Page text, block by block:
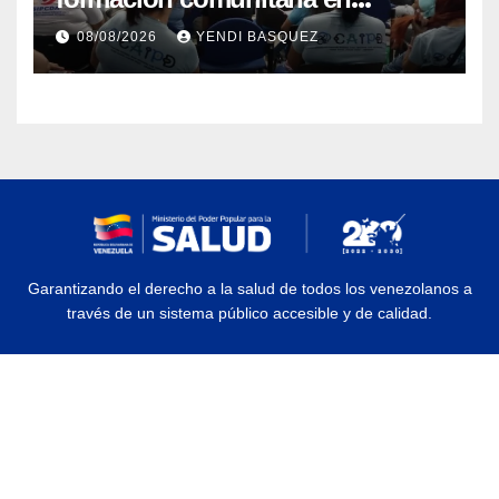
atención a personas con
discapacidad
08/08/2026 YENDI BASQUEZ
Garantizando el derecho a la salud de todos los venezolanos a
través de un sistema público accesible y de calidad.